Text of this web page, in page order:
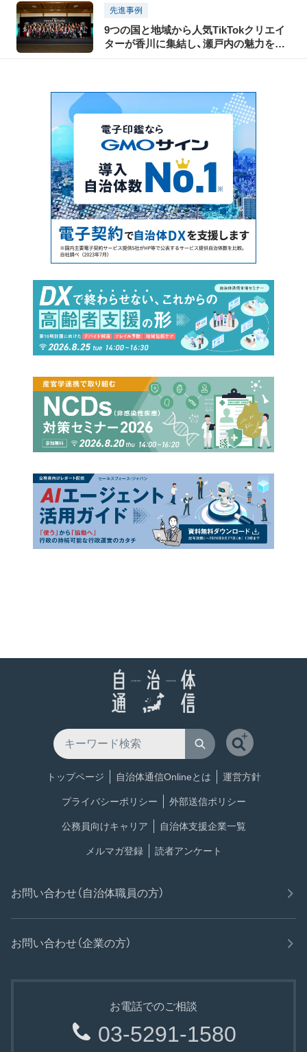
先進事例
9つの国と地域から人気TikTokクリエイ
ターが香川に集結し、瀬戸内の魅力を
信・裏瀬戸芸プロジェクト〜」開催レポー
ト（前編）
トップページ 自治体通信Onlineとは 運営方針
プライバシーポリシー 外部送信ポリシー
公務員向けキャリア 自治体支援企業一覧
メルマガ登録 読者アンケート
お問い合わせ（自治体職員の方）
お問い合わせ（企業の方）
お電話でのご相談
03-5291-1580